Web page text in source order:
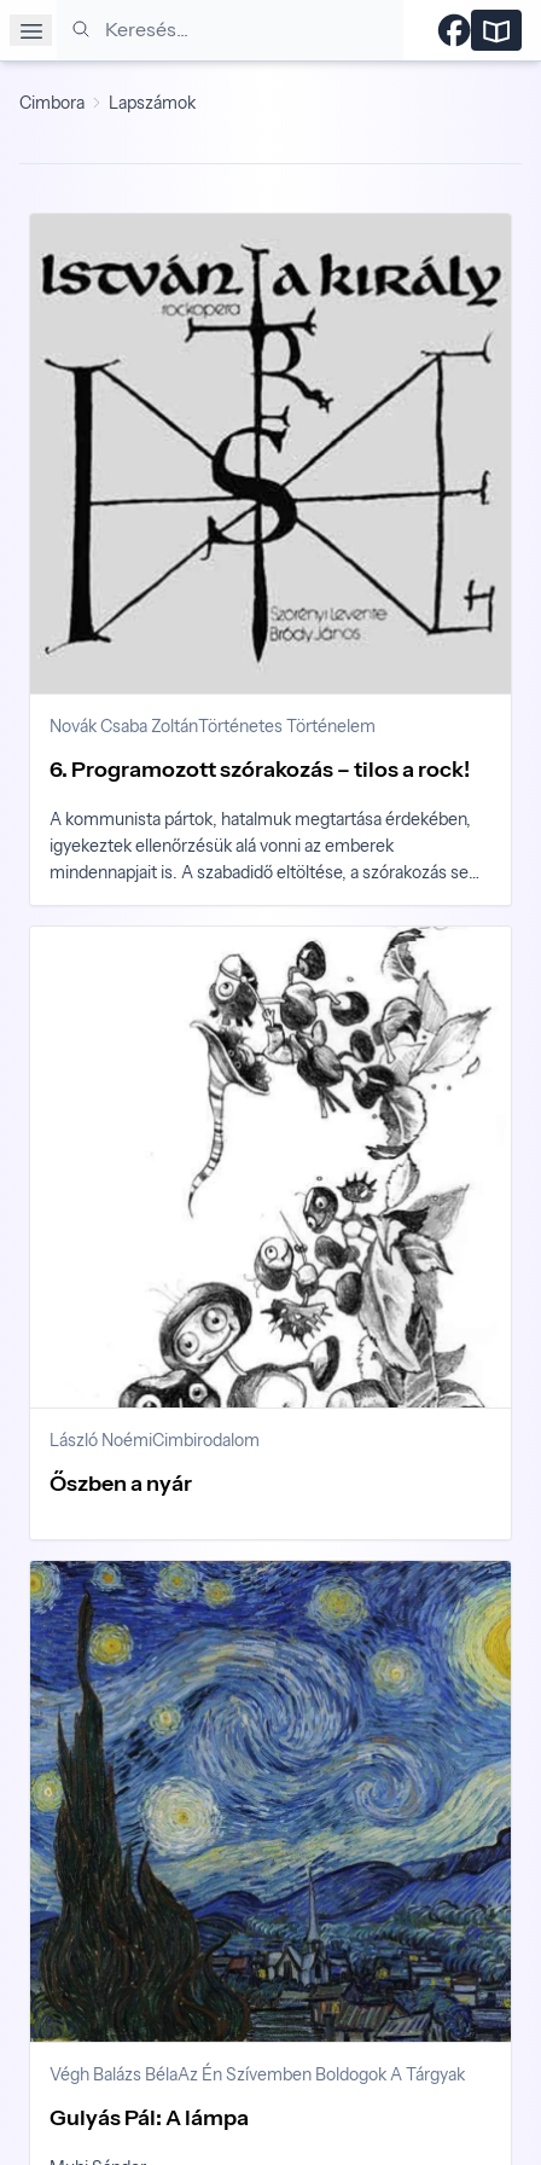
Cimbora Lapszámok
Novák Csaba ZoltánTörténetes Történelem
6. Programozott szórakozás – tilos a rock!
A kommunista pártok, hatalmuk megtartása érdekében,
igyekeztek ellenőrzésük alá vonni az emberek
mindennapjait is. A szabadidő eltöltése, a szórakozás sem
is befolyásolták – Novák Csaba Zoltán Időutazás az
átkosban sorozatának hatodik része.
László NoémiCimbirodalom
Őszben a nyár
Végh Balázs BélaAz Én Szívemben Boldogok A Tárgyak
Gulyás Pál: A lámpa